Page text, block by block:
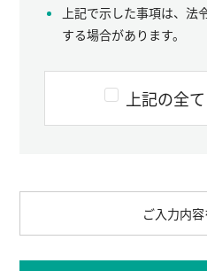
上記で示した事項は、法
する場合があります。
上記の全
ご入力内